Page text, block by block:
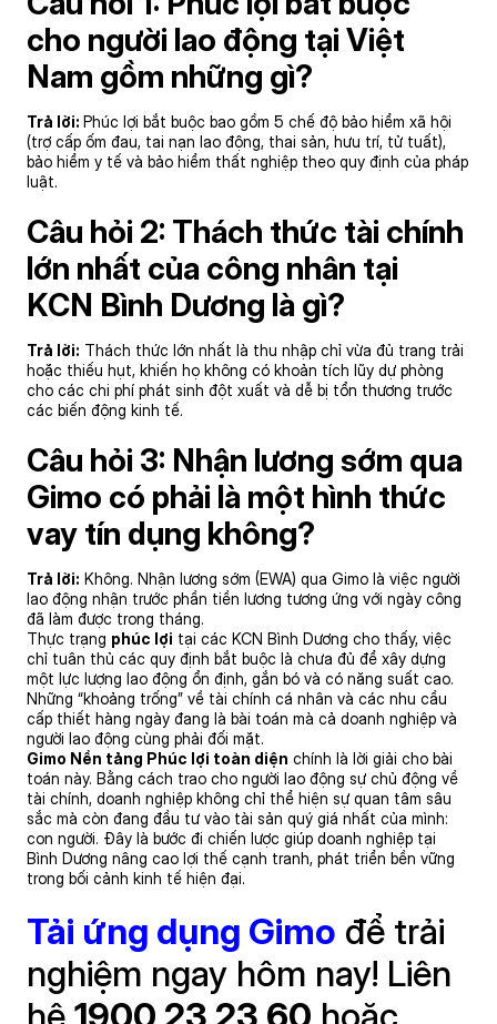
cho người lao động tại Việt
Nam gồm những gì?
Trả lời: Phúc lợi bắt buộc bao gồm 5 chế độ bảo hiểm xã hội
(trợ cấp ốm đau, tai nạn lao động, thai sản, hưu trí, tử tuất),
bảo hiểm y tế và bảo hiểm thất nghiệp theo quy định của pháp
luật.
Câu hỏi 2: Thách thức tài chính
lớn nhất của công nhân tại
KCN Bình Dương là gì?
Trả lời: Thách thức lớn nhất là thu nhập chỉ vừa đủ trang trải
hoặc thiếu hụt, khiến họ không có khoản tích lũy dự phòng
cho các chi phí phát sinh đột xuất và dễ bị tổn thương trước
các biến động kinh tế.
Câu hỏi 3: Nhận lương sớm qua
Gimo có phải là một hình thức
vay tín dụng không?
Trả lời: Không. Nhận lương sớm (EWA) qua Gimo là việc người
lao động nhận trước phần tiền lương tương ứng với ngày công
đã làm được trong tháng.
Thực trạng phúc lợi tại các KCN Bình Dương cho thấy, việc
chỉ tuân thủ các quy định bắt buộc là chưa đủ để xây dựng
một lực lượng lao động ổn định, gắn bó và có năng suất cao.
Những “khoảng trống” về tài chính cá nhân và các nhu cầu
cấp thiết hàng ngày đang là bài toán mà cả doanh nghiệp và
người lao động cùng phải đối mặt.
Gimo Nền tảng Phúc lợi toàn diện chính là lời giải cho bài
toán này. Bằng cách trao cho người lao động sự chủ động về
tài chính, doanh nghiệp không chỉ thể hiện sự quan tâm sâu
sắc mà còn đang đầu tư vào tài sản quý giá nhất của mình:
con người. Đây là bước đi chiến lược giúp doanh nghiệp tại
Bình Dương nâng cao lợi thế cạnh tranh, phát triển bền vững
trong bối cảnh kinh tế hiện đại.
Tải ứng dụng Gimo để trải
nghiệm ngay hôm nay! Liên